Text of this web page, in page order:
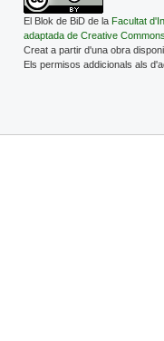
El Blok de BiD de la Facultat
adaptada de Creative
Creat a partir d'una obra
Els permisos addicionals als